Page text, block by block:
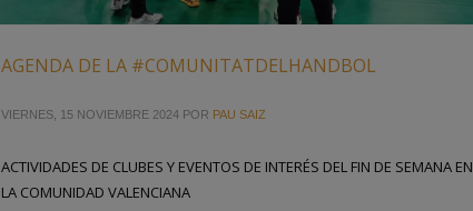
AGENDA DE LA #COMUNITATDELHANDBOL
VIERNES, 15 NOVIEMBRE 2024 POR PAU SAIZ
ACTIVIDADES DE CLUBES Y EVENTOS DE INTERÉS DEL FIN DE SEMANA EN
LA COMUNIDAD VALENCIANA